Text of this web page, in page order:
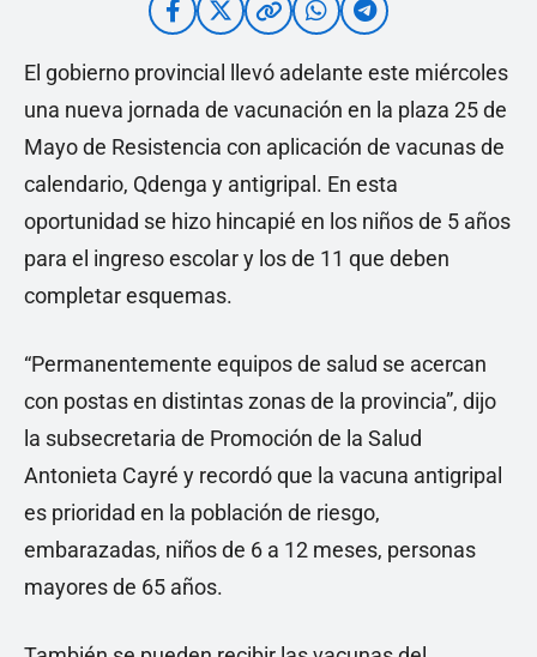
El gobierno provincial llevó adelante este miércoles
una nueva jornada de vacunación en la plaza 25 de
Mayo de Resistencia con aplicación de vacunas de
calendario, Qdenga y antigripal. En esta
oportunidad se hizo hincapié en los niños de 5 años
para el ingreso escolar y los de 11 que deben
completar esquemas.
“Permanentemente equipos de salud se acercan
con postas en distintas zonas de la provincia”, dijo
la subsecretaria de Promoción de la Salud
Antonieta Cayré y recordó que la vacuna antigripal
es prioridad en la población de riesgo,
embarazadas, niños de 6 a 12 meses, personas
mayores de 65 años.